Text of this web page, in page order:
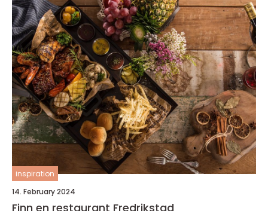
inspiration
14. February 2024
Finn en restaurant Fredrikstad